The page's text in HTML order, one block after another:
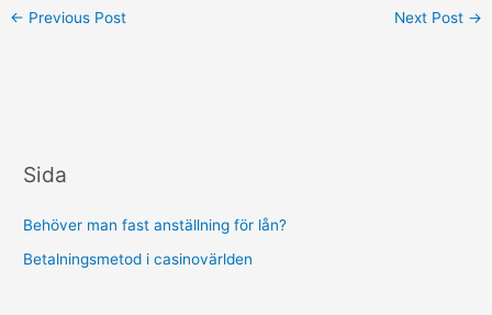
← Previous Post Next Post →
Sida
Behöver man fast anställning för lån?
Betalningsmetod i casinovärlden